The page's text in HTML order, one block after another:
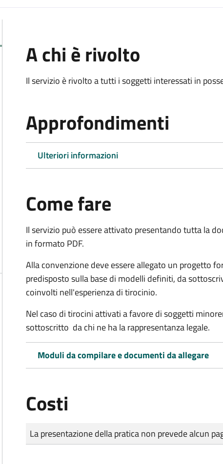
A chi è rivolto
Il servizio è rivolto a tutti i soggetti interessati in
Approfondimenti
Ulteriori informazioni
Come fare
Il servizio può essere attivato presentando tutta la
in formato PDF.
Alla convenzione deve essere allegato un progetto
predisposto sulla base di modelli definiti, da
coinvolti nell'esperienza di tirocinio.
Nel caso di tirocini attivati a favore di soggetti
sottoscritto da chi ne ha la rappresentanza legale.
Moduli da compilare e documenti da allegare
Costi
Tipo di pagamento
Importo
La presentazione della pratica non prevede alcun